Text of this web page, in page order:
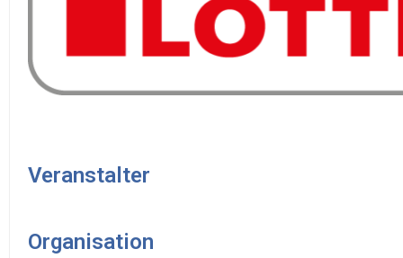
Veranstalter
Organisation